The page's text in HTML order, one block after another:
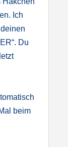
Ich
Du
beim